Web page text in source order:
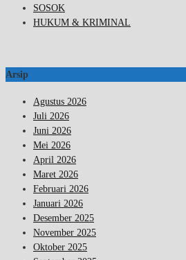
SOSOK
HUKUM & KRIMINAL
Arsip
Agustus 2026
Juli 2026
Juni 2026
Mei 2026
April 2026
Maret 2026
Februari 2026
Januari 2026
Desember 2025
November 2025
Oktober 2025